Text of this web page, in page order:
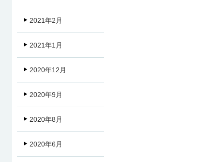
2021年2月
2021年1月
2020年12月
2020年9月
2020年8月
2020年6月